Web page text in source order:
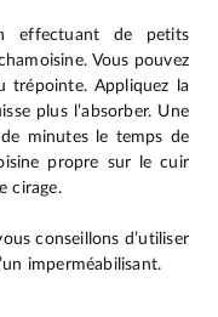
effectuant de petits
Vous pouvez
trépointe. Appliquez la
plus l’absorber. Une
minutes le temps de
propre sur le cuir
cirage.
conseillons d’utiliser
imperméabilisant.